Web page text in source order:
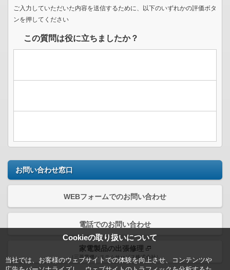
Cookieの取り扱いについて
当社では、お客様のウェブサイトでの体験を向上させ、コンテンツや
ご入力していただいた内容を送信するために、以下のいずれかの評価ボタ
ンを押してください
この質問は役に立ちましたか？
お問い合わせ窓口
WEBフォームでのお問い合わせ
電話でのお問い合わせ
家電製品の出張修理
（三菱電機システムサービス株式会社）